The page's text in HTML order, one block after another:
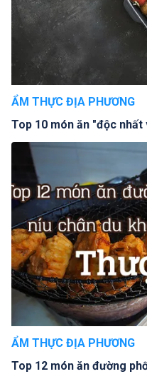
ẨM THỰC ĐỊA PHƯƠNG
Top 10 món ăn "độc
ẨM THỰC ĐỊA PHƯƠNG
Top 12 món ăn đường